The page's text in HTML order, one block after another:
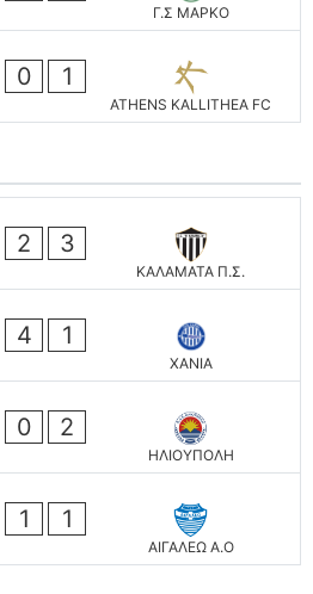
Γ.Σ ΜΑΡΚΟ
0 1
ATHENS KALLITHEA FC
2 3
ΚΑΛΑΜΑΤΑ Π.Σ.
4 1
ΧΑΝΙΑ
0 2
ΗΛΙΟΥΠΟΛΗ
1 1
ΑΙΓΑΛΕΩ A.O